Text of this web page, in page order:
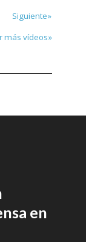
Siguiente»
más vídeos»
en